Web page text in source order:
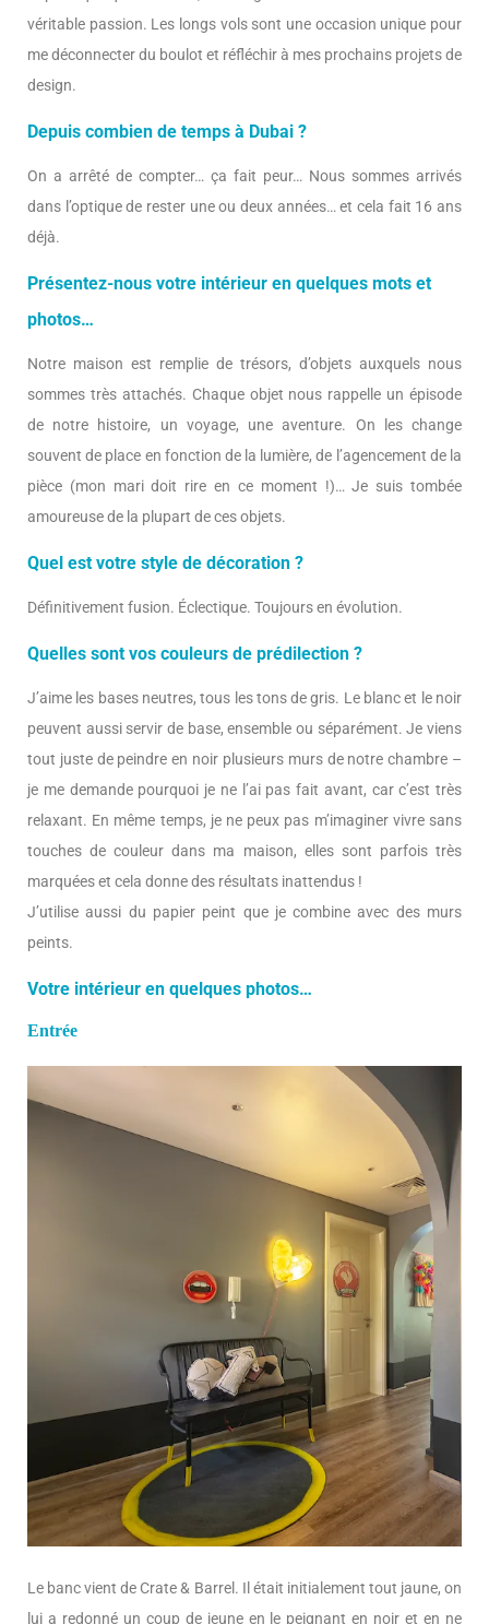
véritable passion. Les longs vols sont une occasion unique pour
me déconnecter du boulot et réfléchir à mes prochains projets de
design.
Depuis combien de temps à Dubai ?
On a arrêté de compter… ça fait peur… Nous sommes arrivés
dans l’optique de rester une ou deux années… et cela fait 16 ans
déjà.
Présentez-nous votre intérieur en quelques mots et
photos…
Notre maison est remplie de trésors, d’objets auxquels nous
sommes très attachés. Chaque objet nous rappelle un épisode
de notre histoire, un voyage, une aventure. On les change
souvent de place en fonction de la lumière, de l’agencement de la
pièce (mon mari doit rire en ce moment !)… Je suis tombée
amoureuse de la plupart de ces objets.
Quel est votre style de décoration ?
Définitivement fusion. Éclectique. Toujours en évolution.
Quelles sont vos couleurs de prédilection ?
J’aime les bases neutres, tous les tons de gris. Le blanc et le noir
peuvent aussi servir de base, ensemble ou séparément. Je viens
tout juste de peindre en noir plusieurs murs de notre chambre –
je me demande pourquoi je ne l’ai pas fait avant, car c’est très
relaxant. En même temps, je ne peux pas m’imaginer vivre sans
touches de couleur dans ma maison, elles sont parfois très
marquées et cela donne des résultats inattendus !
J’utilise aussi du papier peint que je combine avec des murs
peints.
Votre intérieur en quelques photos…
Entrée
Le banc vient de Crate & Barrel. Il était initialement tout jaune, on
lui a redonné un coup de jeune en le peignant en noir et en ne